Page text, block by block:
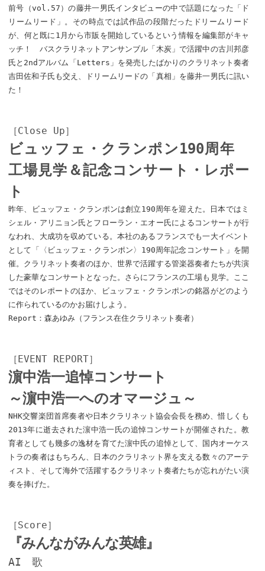
前号（vol.57）の藤井一男氏インタビューの中で話題になった「ド
リームリード」。その時点では試作品の段階だったドリームリード
が、何と既に1月から市販を開始しているという情報を編集部がキャ
ッチ！ バスクラリネットアンサンブル「木炭」で活躍中の古川邦彦
氏と2ndアルバム「Letters」を発売したばかりのクラリネット奏者
吉田佐和子氏も交え、ドリームリードの「真相」を藤井一男氏に訊い
た！
［Close Up］
ビュッフェ・クランポン190周年
工場見学＆記念コンサート・レポー
ト
昨年、ビュッフェ・クランポンは創立190周年を迎えた。日本ではミ
シェル・アリニョン氏とフローラン・エオー氏によるコンサートが行
なわれ、大成功を収めている。本社のあるフランスでも一大イベント
として「〈ビュッフェ・クランポン〉190周年記念コンサート」を開
催。クラリネット奏者のほか、世界で活躍する管楽器奏者たちが共演
した豪華なコンサートとなった。さらにフランスの工場も見学。ここ
ではそのレポートのほか、ビュッフェ・クランポンの銘器がどのよう
に作られているのかお届けしよう。
Report：森あゆみ（フランス在住クラリネット奏者）
［EVENT REPORT］
濵中浩一追悼コンサート
～濵中浩一へのオマージュ～
NHK交響楽団首席奏者や日本クラリネット協会会長を務め、惜しくも
2013年に逝去された濵中浩一氏の追悼コンサートが開催された。教
育者としても幾多の逸材を育てた濵中氏の追悼として、国内オーケス
トラの奏者はもちろん、日本のクラリネット界を支える数々のアーテ
ィスト、そして海外で活躍するクラリネット奏者たちが忘れがたい演
奏を捧げた。
［Score］
『みんながみんな英雄』
AI 歌